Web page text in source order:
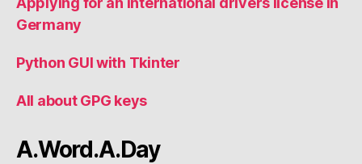
Germany
Python GUI with Tkinter
All about GPG keys
A.Word.A.Day